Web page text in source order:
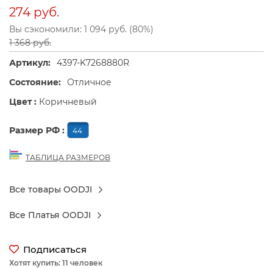
274 руб.
Вы сэкономили: 1 094 руб. (80%)
1 368 руб.
Артикул: 4397-K7268880R
Состояние: Отличное
Цвет : Коричневый
Размер РФ : 44
ТАБЛИЦА РАЗМЕРОВ
Все товары OODJI
Все Платья OODJI
Подписаться
Хотят купить: 11 человек